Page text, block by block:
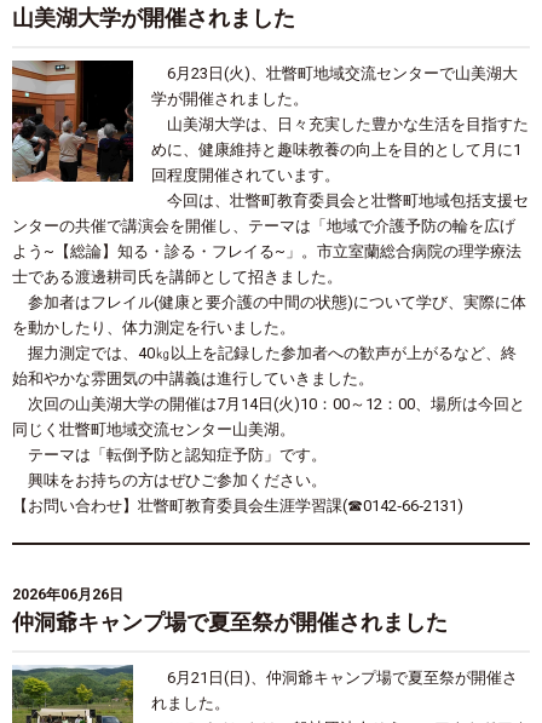
山美湖大学が開催されました
6月23日(火)、壮瞥町地域交流センターで山美湖大
学が開催されました。
山美湖大学は、日々充実した豊かな生活を目指すた
めに、健康維持と趣味教養の向上を目的として月に1
回程度開催されています。
今回は、壮瞥町教育委員会と壮瞥町地域包括支援セ
ンターの共催で講演会を開催し、テーマは「地域で介護予防の輪を広げ
よう~【総論】知る・診る・フレイる~」。市立室蘭総合病院の理学療法
士である渡邊耕司氏を講師として招きました。
参加者はフレイル(健康と要介護の中間の状態)について学び、実際に体
を動かしたり、体力測定を行いました。
握力測定では、40㎏以上を記録した参加者への歓声が上がるなど、終
始和やかな雰囲気の中講義は進行していきました。
次回の山美湖大学の開催は7月14日(火)10：00～12：00、場所は今回と
同じく壮瞥町地域交流センター山美湖。
テーマは「転倒予防と認知症予防」です。
興味をお持ちの方はぜひご参加ください。
【お問い合わせ】壮瞥町教育委員会生涯学習課(☎0142‐66‐2131)
2026年06月26日
仲洞爺キャンプ場で夏至祭が開催されました
6月21日(日)、仲洞爺キャンプ場で夏至祭が開催さ
れました。